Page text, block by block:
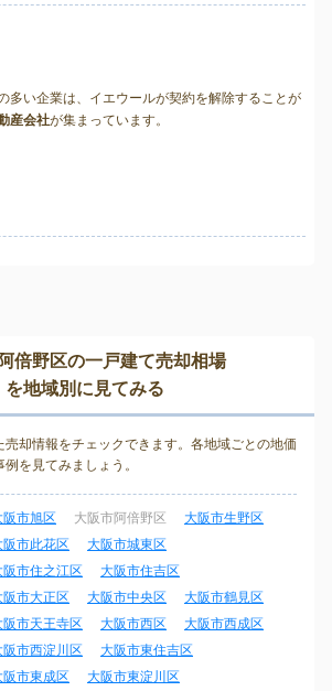
多い企業は、イエウールが契約を解除することが
産会社が集まっています。
倍野区の一戸建て売却相場
を地域別に見てみる
却情報をチェックできます。各地域ごとの地価
を見てみましょう。
阪市旭区 大阪市阿倍野区
大阪市生野区
阪市此花区
大阪市城東区
阪市住之江区
大阪市住吉区
阪市大正区
大阪市中央区
大阪市鶴見区
阪市天王寺区
大阪市西区
大阪市西成区
阪市西淀川区
大阪市東住吉区
阪市東成区
大阪市東淀川区